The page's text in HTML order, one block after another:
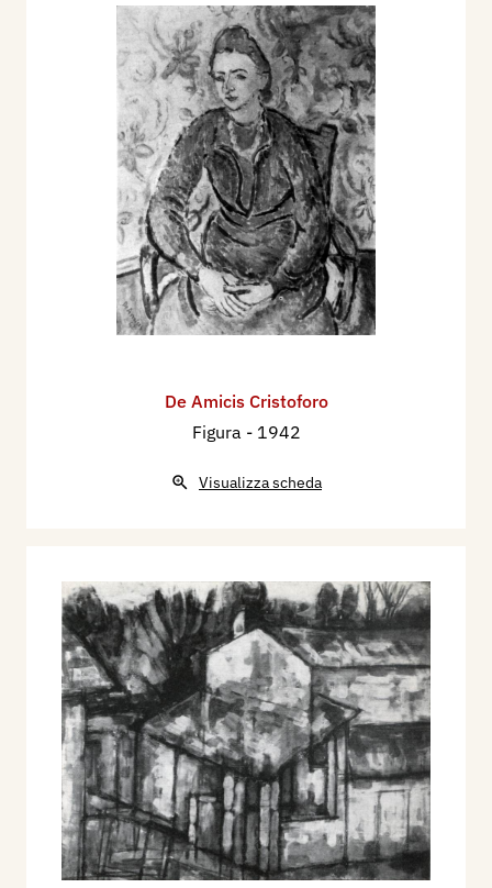
De Amicis Cristoforo
Figura - 1942
Visualizza scheda